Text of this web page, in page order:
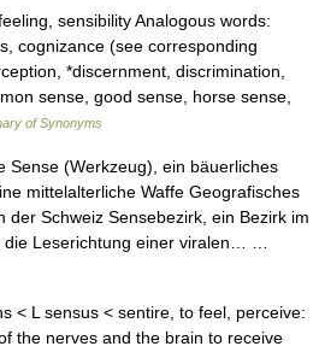
sensibility Analogous words:
cognizance (see corresponding
*discernment, discrimination,
sense, good sense, horse sense,
of Synonyms
(Werkzeug), ein bäuerliches
mittelalterliche Waffe Geografisches
der Schweiz Sensebezirk, ein Bezirk im
die Leserichtung einer viralen… …
< L sensus < sentire, to feel, perceive:
the nerves and the brain to receive